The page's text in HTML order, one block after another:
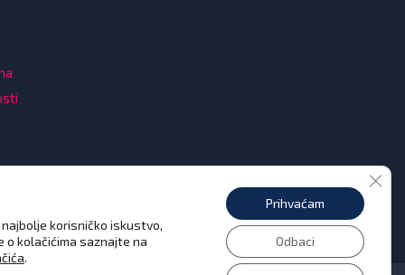
korisničko iskustvo,
o kolačićima saznajte na
.
Prihvaćam
Odbaci